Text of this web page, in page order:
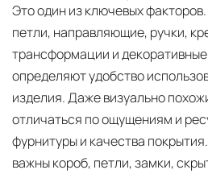
Это один из ключевых
петли, направляющие, ручки,
трансформации и
определяют удобство
изделия. Даже визуально
отличаться по ощущениям и
фурнитуры и качества
важны короб, петли, замки,